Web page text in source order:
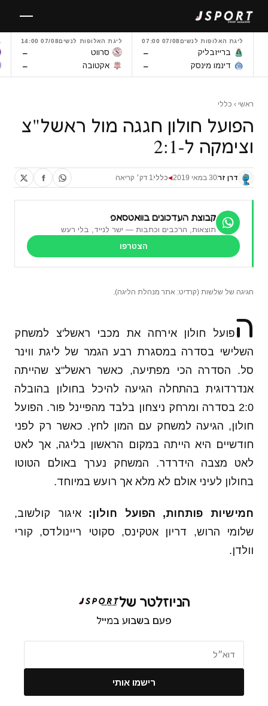
לתוכן
ליגת האלופות לנשים07/08 07:00
ברייזבליק –
דינמו מינסק –
ליגת האלופות לנשים07/08 14:00
סרווט –
אקטובה –
ראשי › כללי
הפועל חולון חגגה מול ראשל"צ
וצימקה ל-2:1
דרן זר30 במאי 2019 ◀כללי 1 דק׳ קריאה
קבוצת העדכונים בוואטסאפ
תוצאות, הרכבים וכתבות — ישר לנייד, בלי רעש
הצטרפו
חגיגה של שלשות (קרדיט: אתר מנהלת הליגה).
הפועל חולון אירחה את מכבי ראשל'צ למשחק
השלישי בסדרה במסגרת רבע הגמר של ליגת ווינר
סל. הסדרה הכי מפתיעה, כאשר ראשל"צ שהייתה
אנדרדוגית בהתחלה הגיעה להיכל בחולון בהובלה
2:0 בסדרה ומרחק ניצחון בלבד מהפיינל פור. הפועל
חולון, הגיעה למשחק עם המון לחץ. כאשר רק לפני
חודשיים היא הייתה במקום הראשון בליגה, אך לאט
לאט מצבה הידרדר. המשחק נערך באולם הטוטו
בחולון לעיני אולם לא מלא אך רועש במיוחד.
חמישיות פותחות, הפועל חולון:איגור קולשוב,
שלומי הרוש, דריון אטקינס, סקוטי ריינולדס, קורי
וולדן.
הניוזלטר של
פעם בשבוע במייל